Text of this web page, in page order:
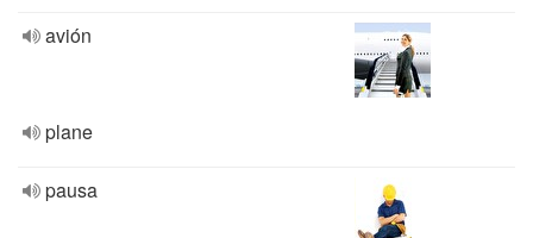
avión
plane
pausa